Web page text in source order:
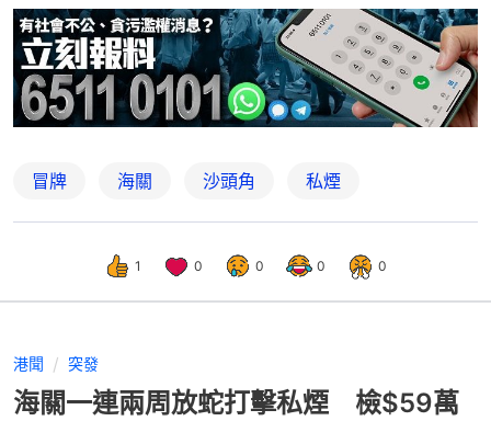
冒牌 海關 沙頭角 私煙
1 0 0 0 0
港聞 突發
海關一連兩周放蛇打擊私煙 檢$59萬